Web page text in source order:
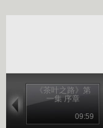
《茶叶之路》第
一集 序章
09:59